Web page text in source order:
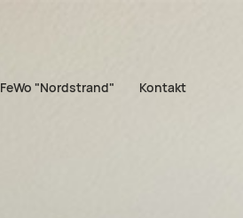
FeWo "Nordstrand" Kontakt